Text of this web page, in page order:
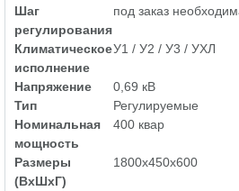
Шаг
регулирования
под заказ
Климатическое
исполнение
У1 / У2 / У3 / УХЛ
Напряжение
0,69 кВ
Тип
Регулируемые
Номинальная
мощность
400 квар
Размеры
(ВхШхГ)
1800х450х600